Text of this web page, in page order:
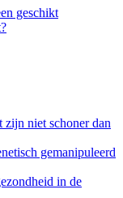
geschikt
zijn niet schoner dan
gemanipuleerd
in de